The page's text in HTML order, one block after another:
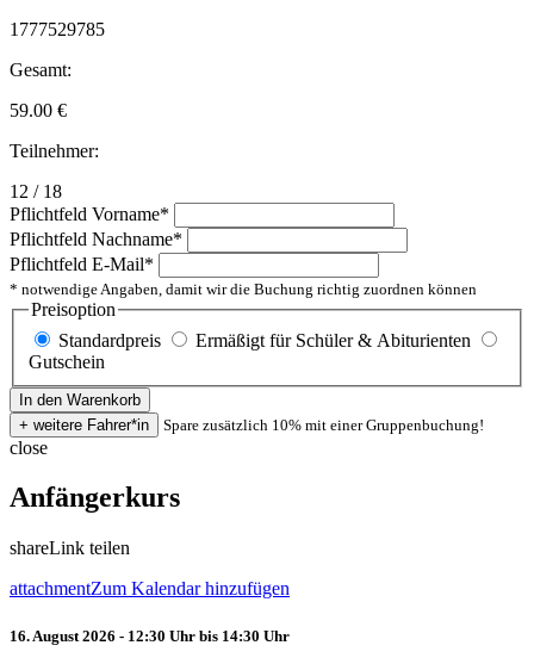
1777529785
Gesamt:
59.00 €
Teilnehmer:
12 / 18
Pflichtfeld Vorname*
Pflichtfeld Nachname*
Pflichtfeld E-Mail*
* notwendige Angaben, damit wir die Buchung richtig zuordnen können
Preisoption
Standardpreis
Ermäßigt für Schüler & Abiturienten
Gutschein
Spare zusätzlich 10% mit einer Gruppenbuchung!
close
Anfängerkurs
shareLink teilen
attachmentZum Kalendar hinzufügen
16. August 2026 - 12:30 Uhr bis 14:30 Uhr